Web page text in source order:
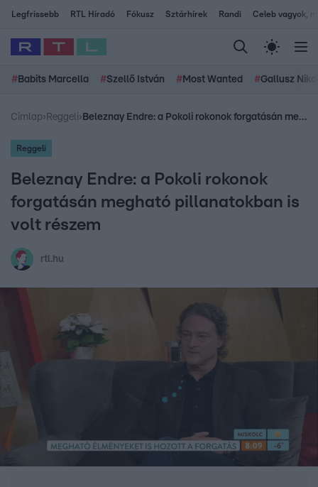
Legfrissebb RTL Híradó Fókusz Sztárhírek Randi Celeb vagyok,
# Babits Marcella #Szellő István # Most Wanted #Gallusz
Címlap› Reggeli› Beleznay Endre: a Pokoli rokonok forgatásán megható pillanatokban is volt részem
Reggeli
Beleznay Endre: a Pokoli rokonok
forgatásán megható pillanatokban is
volt részem
rtl.hu